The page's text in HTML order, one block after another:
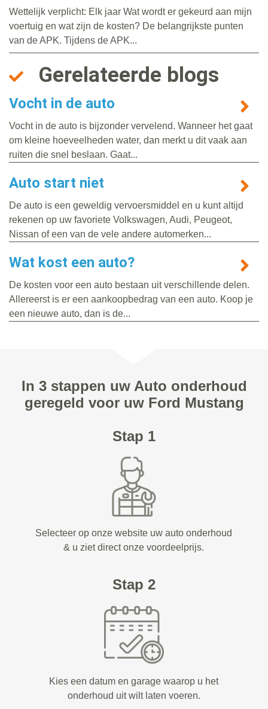
Wettelijk verplicht: Elk jaar Wat wordt er gekeurd aan mijn
voertuig en wat zijn de kosten? De belangrijkste punten
van de APK. Tijdens de APK...
Gerelateerde blogs
Vocht in de auto
Vocht in de auto is bijzonder vervelend. Wanneer het gaat
om kleine hoeveelheden water, dan merkt u dit vaak aan
ruiten die snel beslaan. Gaat...
Auto start niet
De auto is een geweldig vervoersmiddel en u kunt altijd
rekenen op uw favoriete Volkswagen, Audi, Peugeot,
Nissan of een van de vele andere automerken...
Wat kost een auto?
De kosten voor een auto bestaan uit verschillende delen.
Allereerst is er een aankoopbedrag van een auto. Koop je
een nieuwe auto, dan is de...
In 3 stappen uw Auto onderhoud
geregeld voor uw Ford Mustang
Stap 1
Selecteer op onze website uw auto onderhoud
& u ziet direct onze voordeelprijs.
Stap 2
Kies een datum en garage waarop u het
onderhoud uit wilt laten voeren.